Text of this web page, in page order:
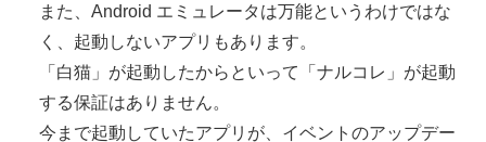
また、Android エミュレータは万能というわけではな
く、起動しないアプリもあります。
「白猫」が起動したからといって「ナルコレ」が起動
する保証はありません。
今まで起動していたアプリが、イベントのアップデー